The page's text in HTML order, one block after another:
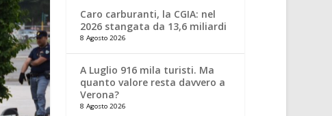
Caro carburanti, la CGIA: nel
2026 stangata da 13,6 miliardi
8 Agosto 2026
A Luglio 916 mila turisti. Ma
quanto valore resta davvero a
Verona?
8 Agosto 2026